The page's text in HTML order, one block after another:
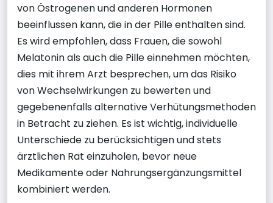
von Östrogenen und anderen Hormonen
beeinflussen kann, die in der Pille enthalten sind.
Es wird empfohlen, dass Frauen, die sowohl
Melatonin als auch die Pille einnehmen möchten,
dies mit ihrem Arzt besprechen, um das Risiko
von Wechselwirkungen zu bewerten und
gegebenenfalls alternative Verhütungsmethoden
in Betracht zu ziehen. Es ist wichtig, individuelle
Unterschiede zu berücksichtigen und stets
ärztlichen Rat einzuholen, bevor neue
Medikamente oder Nahrungsergänzungsmittel
kombiniert werden.